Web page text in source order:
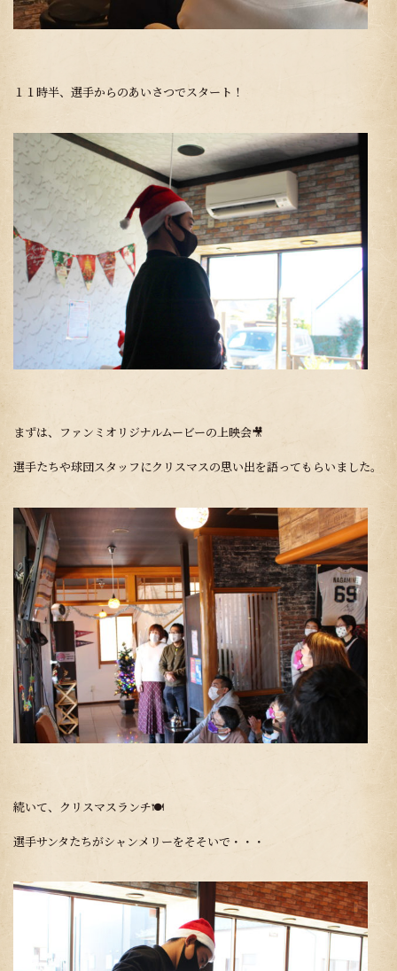
１１時半、選手からのあいさつでスタート！
まずは、ファンミオリジナルムービーの上映会🎥
選手たちや球団スタッフにクリスマスの思い出を語ってもらいました。
続いて、クリスマスランチ🍽
選手サンタたちがシャンメリーをそそいで・・・